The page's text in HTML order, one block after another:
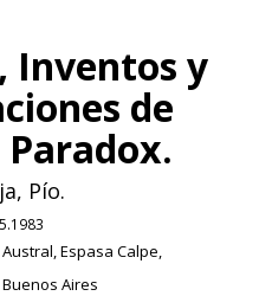
Inventos y
de
Pío.
5.1983
Austral, Espasa Calpe,
Buenos Aires